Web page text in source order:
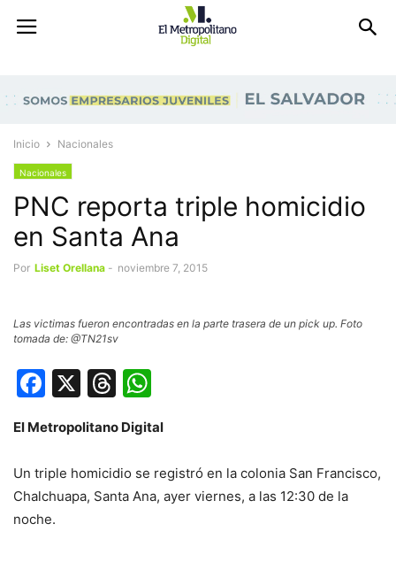
Inicio Nacionales
Nacionales
PNC reporta triple homicidio
en Santa Ana
Por Liset Orellana - noviembre 7, 2015
Las victimas fueron encontradas en la parte trasera de un pick up. Foto
tomada de: @TN21sv
Facebook
X Threads
El Metropolitano Digital
Un triple homicidio se registró en la colonia San Francisco,
Chalchuapa, Santa Ana, ayer viernes, a las 12:30 de la
noche.